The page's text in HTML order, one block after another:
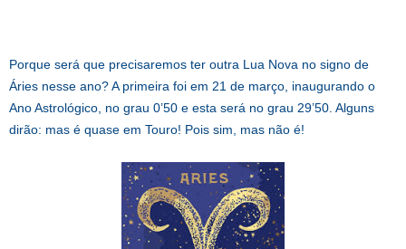
Porque será que precisaremos ter outra Lua Nova no signo de
Áries nesse ano? A primeira foi em 21 de março, inaugurando o
Ano Astrológico, no grau 0’50 e esta será no grau 29’50. Alguns
dirão: mas é quase em Touro! Pois sim, mas não é!